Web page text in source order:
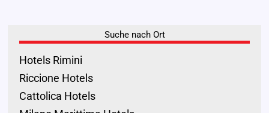
Suche nach Ort
Hotels Rimini
Riccione Hotels
Cattolica Hotels